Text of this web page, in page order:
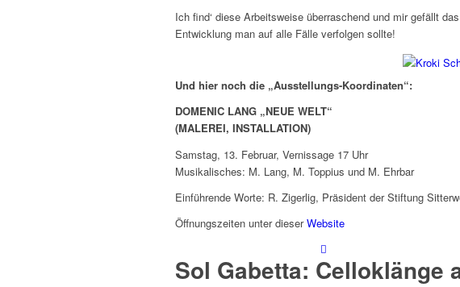
Ich find‘ diese Arbeitsweise überraschend und mir gefällt
Entwicklung man auf alle Fälle verfolgen sollte!
Und hier noch die „Ausstellungs-Koordinaten“:
DOMENIC LANG „NEUE WELT“
(MALEREI, INSTALLATION)
Samstag, 13. Februar, Vernissage 17 Uhr
Musikalisches: M. Lang, M. Toppius und M. Ehrbar
Einführende Worte: R. Zigerlig, Präsident der Stiftung
Öffnungszeiten unter dieserWebsite
Sol Gabetta: Celloklänge